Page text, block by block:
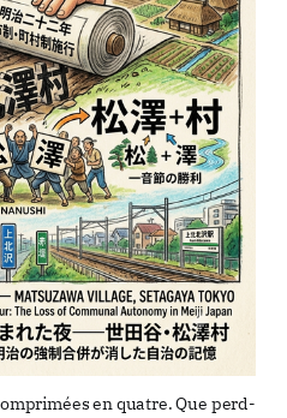
en quatre. Que perd-